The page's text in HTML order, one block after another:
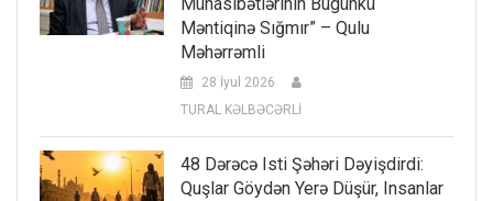
Məntiqinə Sığmır” – Qulu
Məhərrəmli
28 İyul 2026
TURAL KƏLBƏCƏRLİ
48 Dərəcə Isti Şəhəri Dəyişdirdi:
Quşlar Göydən Yerə Düşür, Insanlar